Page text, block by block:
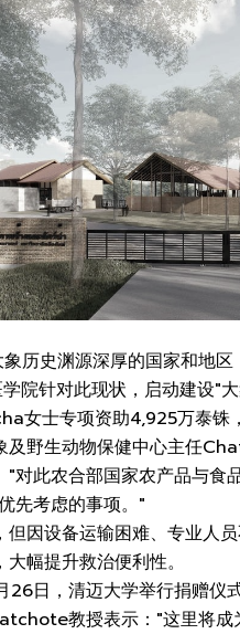
历史渊源深厚的国家和地
院针对此现状，启动建设"
士专项资助4,925万泰铢
及野生动物保健中心主任
对此农合部国家农产品与
先考虑的事项。"
因设备运输困难、专业人
幅提升救治便利性。
日，清迈大学举行捐赠仪
教授表示："这里将成